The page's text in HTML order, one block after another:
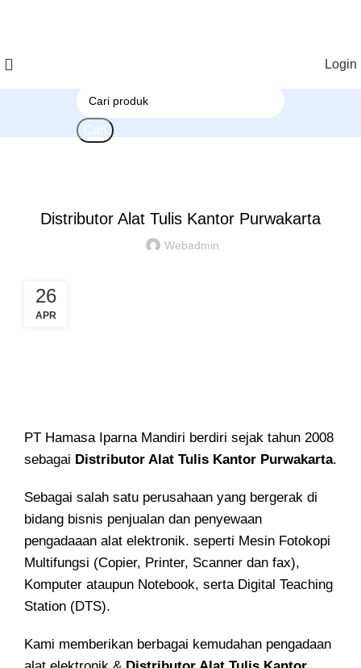
Login
Cari
Distributor Alat Tulis Kantor Purwakarta
Webadmin
26
APR
PT Hamasa Iparna Mandiri berdiri sejak tahun 2008
sebagai Distributor Alat Tulis Kantor Purwakarta.
Sebagai salah satu perusahaan yang bergerak di
bidang bisnis penjualan dan penyewaan
pengadaaan alat elektronik. seperti Mesin Fotokopi
Multifungsi (Copier, Printer, Scanner dan fax),
Komputer ataupun Notebook, serta Digital Teaching
Station (DTS).
Kami memberikan berbagai kemudahan pengadaan